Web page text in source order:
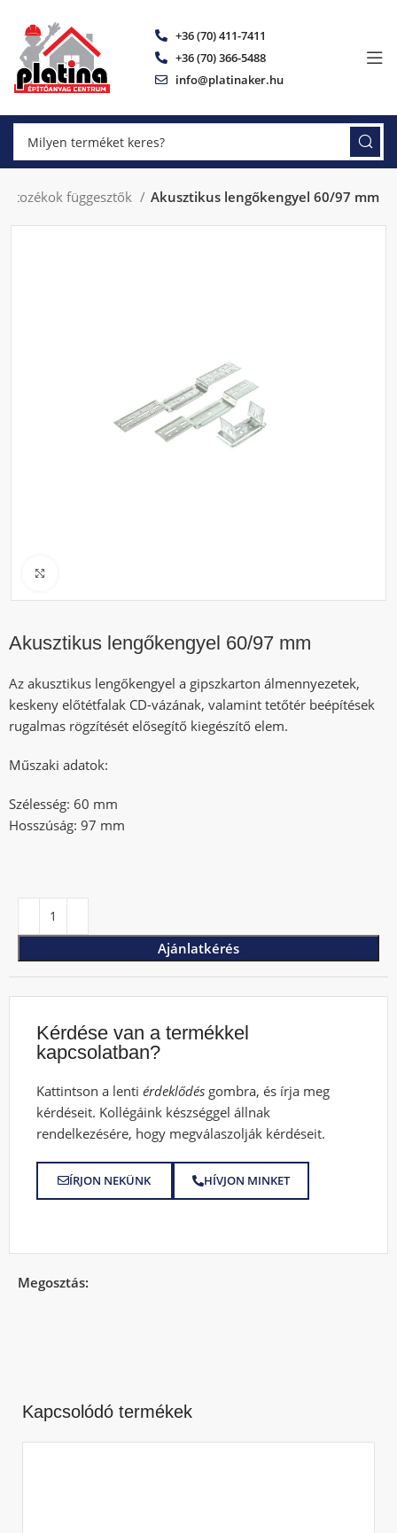
+36 (70) 411-7411
+36 (70) 366-5488
info@platinaker.hu
függesztők Akusztikus lengőkengyel 60/97 mm
Akusztikus lengőkengyel 60/97 mm
Az akusztikus lengőkengyel a gipszkarton álmennyezetek,
keskeny előtétfalak CD-vázának, valamint tetőtér beépítések
rugalmas rögzítését elősegítő kiegészítő elem.
Műszaki adatok:
Szélesség: 60 mm
Hosszúság: 97 mm
Ajánlatkérés
Kérdése van a termékkel
kapcsolatban?
Kattintson a lentiérdeklődés gombra, és írja meg
kérdéseit. Kollégáink készséggel állnak
rendelkezésére, hogy megválaszolják kérdéseit.
ÍRJON NEKÜNK HÍVJON MINKET
Megosztás:
Kapcsolódó termékek